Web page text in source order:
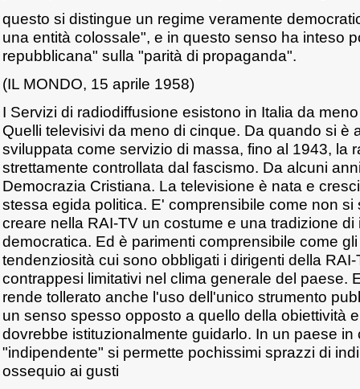
questo si distingue un regime veramente
una entità colossale", e in questo senso ha inteso
repubblicana" sulla "parità di propaganda".
(IL MONDO, 15 aprile 1958)
I Servizi di radiodiffusione esistono in Italia da
Quelli televisivi da meno di cinque. Da quando si è
sviluppata come servizio di massa, fino al 1943, la
strettamente controllata dal fascismo. Da alcuni
Democrazia Cristiana. La televisione è nata e
stessa egida politica. E' comprensibile come non si
creare nella RAI-TV un costume e una tradizione
democratica. Ed è parimenti comprensibile come
tendenziosità cui sono obbligati i dirigenti della
contrappesi limitativi nel clima generale del paese.
rende tollerato anche l'uso dell'unico strumento
un senso spesso opposto a quello della obiettività
dovrebbe istituzionalmente guidarlo. In un paese in
"indipendente" si permette pochissimi sprazzi di
ossequio ai gusti